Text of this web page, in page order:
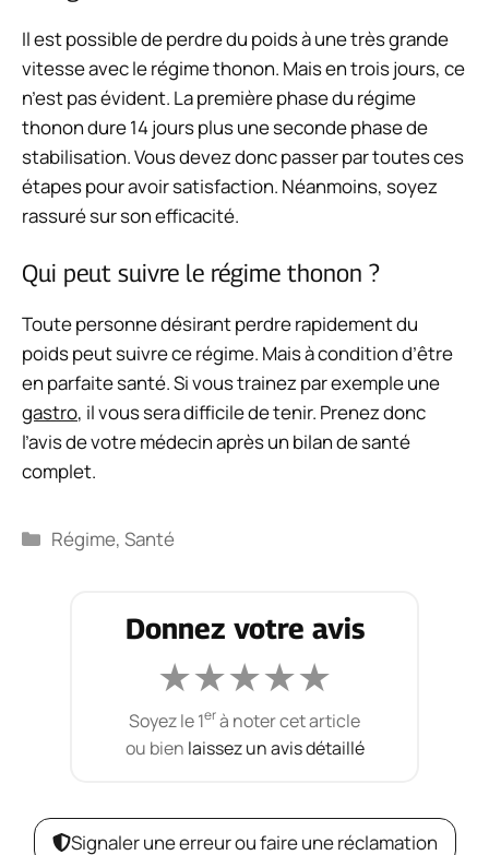
Il est possible de perdre du poids à une très grande
vitesse avec le régime thonon. Mais en trois jours, ce
n’est pas évident. La première phase du régime
thonon dure 14 jours plus une seconde phase de
stabilisation. Vous devez donc passer par toutes ces
étapes pour avoir satisfaction. Néanmoins, soyez
rassuré sur son efficacité.
Qui peut suivre le régime thonon ?
Toute personne désirant perdre rapidement du
poids peut suivre ce régime. Mais à condition d’être
en parfaite santé. Si vous trainez par exemple une
gastro, il vous sera difficile de tenir. Prenez donc
l’avis de votre médecin après un bilan de santé
complet.
Catégories
Régime,Santé
Donnez votre avis
★★★★★
Soyez le 1erà noter cet article
ou bien laissez un avis détaillé
Signaler une erreur ou faire une réclamation